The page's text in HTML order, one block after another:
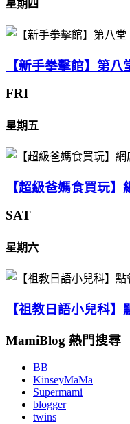
星期四
【新手拳擊館】第
FRI
星期五
【超級爸媽食買玩
SAT
星期六
【祖教日語小兒科】
MamiBlog 熱門搜尋
BB
KinseyMaMa
Supermami
blogger
twins